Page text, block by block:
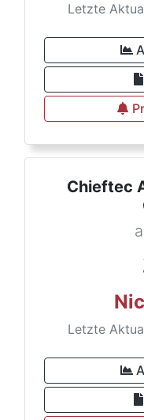
Letzte
Chieftec
Letzte